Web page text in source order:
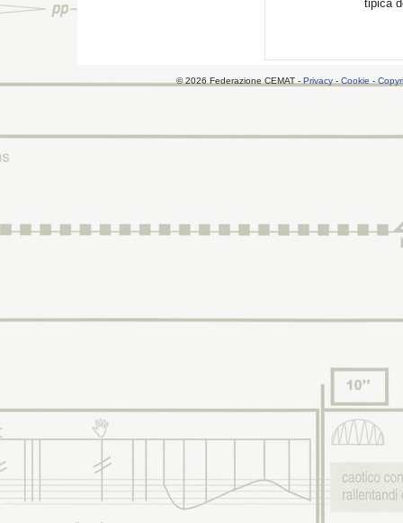
tipica
© 2026 Federazione CEMAT - Privacy- Cookie -